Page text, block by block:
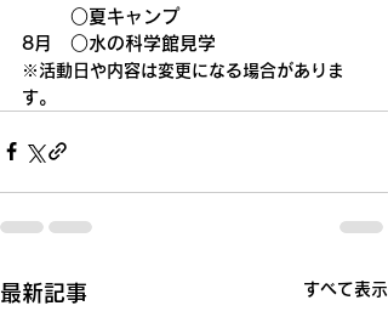
○夏キャンプ
8月　○水の科学館見学
※活動日や内容は変更になる場合がありま
す。
最新記事 すべて表示